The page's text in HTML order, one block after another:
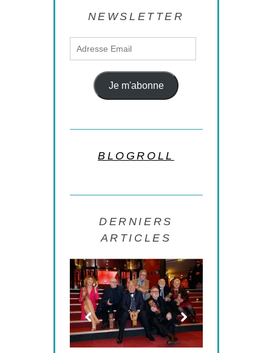
NEWSLETTER
Je m'abonne
BLOGROLL
DERNIERS
ARTICLES